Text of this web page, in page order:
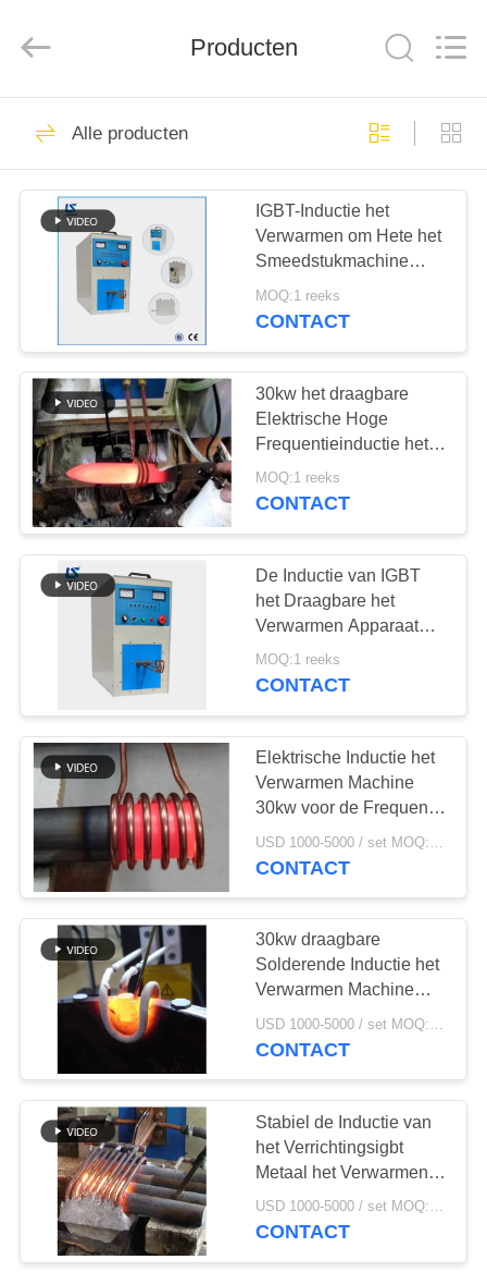
HUIS
PRODUCTEN
ONGEVEER
FABRIEKSREIS
KWALITEITSCONTROLE
CONTACTEER
ONS
NIEUWS
VERZOEK
OM EEN
CITAAT
SITEMAP
PRIVACYBELEID
inductie smeltende
oven
129
Grote Smeltende
Oven
90
Kleine Inductie
Smeltende Oven
Inductie het
Verwarmen Machine
204
inductie dovende
machine
Producten
Alle producten
IGBT-Inductie het
Verwarmen om Hete het
Smeedstukmachine
30kw van het
Barbeëindigen
MOQ:1 reeks
CONTACT
30kw het draagbare
Elektrische Hoge
Frequentieinductie het
Verwarmen
Geïntegreerde Ontwerp
MOQ:1 reeks
CONTACT
De Inductie van IGBT
het Draagbare het
Verwarmen Apparaat
van de Machine30kw
Hoge Frequentie
MOQ:1 reeks
CONTACT
Elektrische Inductie het
Verwarmen Machine
30kw voor de Frequentie
van
Smeedstuksuperaudio
CONTACT
30kw draagbare
Solderende Inductie het
Verwarmen Machine
voor Diamond Tool
Soldering
USD 1000-5000 / set MOQ:1 reeks
CONTACT
Stabiel de Inductie van
het Verrichtingsigbt
Metaal het Verwarmen
Smeedstukmateriaal
Geen Lawaai
USD 1000-5000 / set MOQ:1 reeks
CONTACT